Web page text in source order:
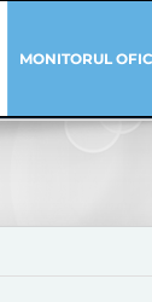
MONITORUL